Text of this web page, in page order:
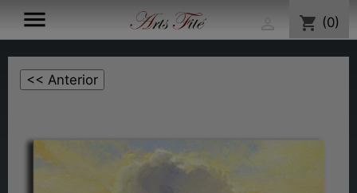
 shopping_cart (0)